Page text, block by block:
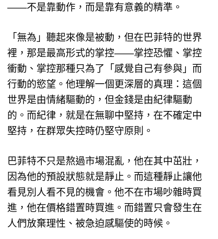
——不是靠動作，而是靠有意義的精準。
「無為」聽起來像是被動，但在巴菲特的世界
裡，那是最高形式的掌控——掌控恐懼、掌控
衝動、掌控那種只為了「感覺自己有參與」而
行動的慾望。他理解一個更深層的真理：這個
世界是由情緒驅動的，但金錢是由紀律驅動
的。而紀律，就是在無聊中堅持，在不確定中
堅持，在群眾失控時仍堅守原則。
巴菲特不只是熬過市場混亂，他在其中茁壯，
因為他的預設狀態就是靜止。而這種靜止讓他
看見別人看不見的機會。他不在市場吵雜時買
進，他在價格錯置時買進。而錯置只會發生在
人們放棄理性、被急迫感驅使的時候。